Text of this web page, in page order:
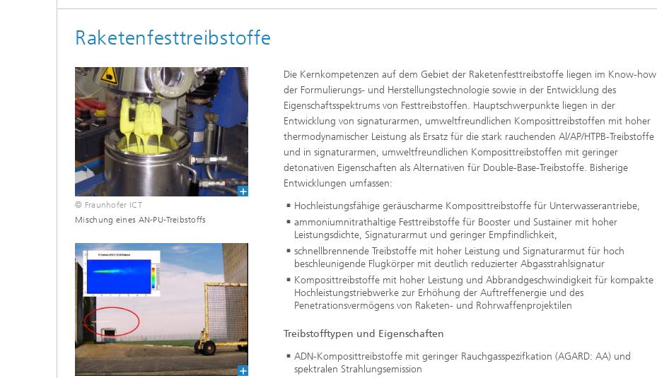
Raketenfesttreibstoffe
© Fraunhofer ICT
Mischung eines AN-PU-Treibstoffs
Die Kernkompetenzen auf dem Gebiet der Raketenfesttreibstoffe liegen im Know-how
der Formulierungs- und Herstellungstechnologie sowie in der Entwicklung des
Eigenschaftsspektrums von Festtreibstoffen. Hauptschwerpunkte liegen in der
Entwicklung von signaturarmen, umweltfreundlichen Komposittreibstoffen mit hoher
thermodynamischer Leistung als Ersatz für die stark rauchenden Al/AP/HTPB-Treibstoffe
und in signaturarmen, umweltfreundlichen Komposittreibstoffen mit geringer
detonativen Eigenschaften als Alternativen für Double-Base-Treibstoffe. Bisherige
Entwicklungen umfassen:
Hochleistungsfähige geräuscharme Komposittreibstoffe für Unterwasserantriebe,
ammoniumnitrathaltige Festtreibstoffe für Booster und Sustainer mit hoher
Leistungsdichte, Signaturarmut und geringer Empfindlichkeit,
schnellbrennende Treibstoffe mit hoher Leistung und Signaturarmut für hoch
beschleunigende Flugkörper mit deutlich reduzierter Abgasstrahlsignatur
Komposittreibstoffe mit hoher Leistung und Abbrandgeschwindigkeit für kompakte
Hochleistungstriebwerke zur Erhöhung der Auftreffenergie und des
Penetrationsvermögens von Raketen- und Rohrwaffenprojektilen
Treibstofftypen und Eigenschaften
ADN-Komposittreibstoffe mit geringer Rauchgasspezifkation (AGARD: AA) und
spektralen Strahlungsemission